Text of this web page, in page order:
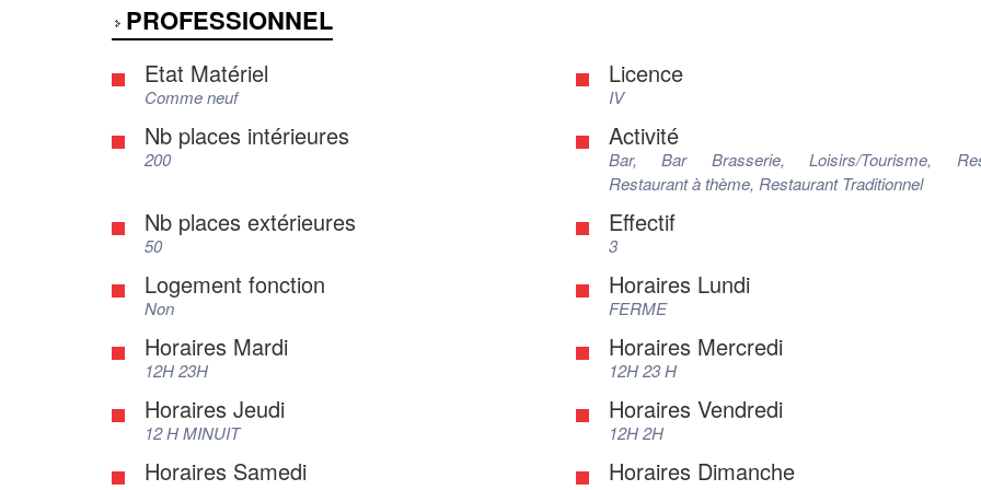
PROFESSIONNEL
Etat Matériel
Comme neuf
Licence
IV
Nb places intérieures
200
Activité
Bar, Bar Brasserie, Loisirs/Tourisme,
Restaurant à thème, Restaurant Traditionnel
Nb places extérieures
50
Effectif
3
Logement fonction
Non
Horaires Lundi
FERME
Horaires Mardi
12H 23H
Horaires Mercredi
12H 23 H
Horaires Jeudi
12 H MINUIT
Horaires Vendredi
12H 2H
Horaires Samedi Horaires Dimanche